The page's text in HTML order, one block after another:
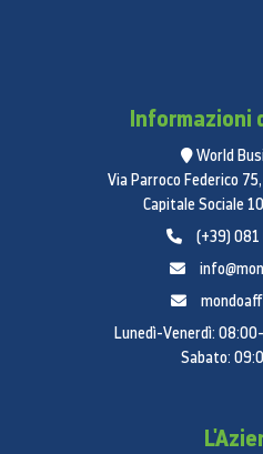
Informazioni
World
Via Parroco Federico
Capitale Sociale
(+39)
Lunedì-Venerdì:
Sabato: